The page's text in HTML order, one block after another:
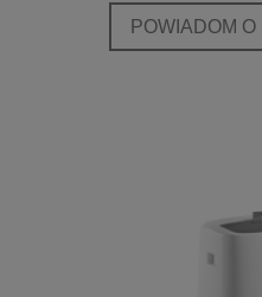
POWIADOM